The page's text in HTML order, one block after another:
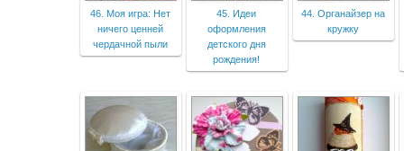
46. Моя игра: Нет
ничего ценней
чердачной пыли
45. Идеи
оформления
детского дня
рождения!
44. Органайзер на
кружку